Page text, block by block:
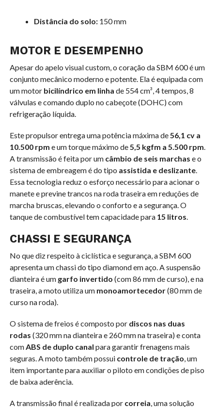
Distância do solo:150 mm
MOTOR E DESEMPENHO
Apesar do apelo visual custom, o coração da SBM 600 é um
conjunto mecânico moderno e potente. Ela é equipada com
um motor bicilíndrico em linha de 554 cm³, 4 tempos, 8
válvulas e comando duplo no cabeçote (DOHC) com
refrigeração líquida.
Este propulsor entrega uma potência máxima de56,1 cv a
10.500 rpm e um torque máximo de5,5 kgfm a 5.500 rpm.
A transmissão é feita por um câmbio de seis marchas e o
sistema de embreagem é do tipo assistida e deslizante.
Essa tecnologia reduz o esforço necessário para acionar o
manete e previne trancos na roda traseira em reduções de
marcha bruscas, elevando o conforto e a segurança. O
tanque de combustível tem capacidade para 15 litros.
CHASSI E SEGURANÇA
No que diz respeito à ciclística e segurança, a SBM 600
apresenta um chassi do tipo diamond em aço. A suspensão
dianteira é um garfo invertido (com 86 mm de curso), e na
traseira, a moto utiliza um monoamortecedor(80 mm de
curso na roda).
O sistema de freios é composto por discos nas duas
rodas (320 mm na dianteira e 260 mm na traseira) e conta
comABS de duplo canal para garantir frenagens mais
seguras. A moto também possui controle de tração, um
item importante para auxiliar o piloto em condições de piso
de baixa aderência.
A transmissão final é realizada por correia, uma solução